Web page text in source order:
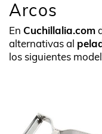
Arcos
En Cuchillalia.com
alternativas al
los siguientes